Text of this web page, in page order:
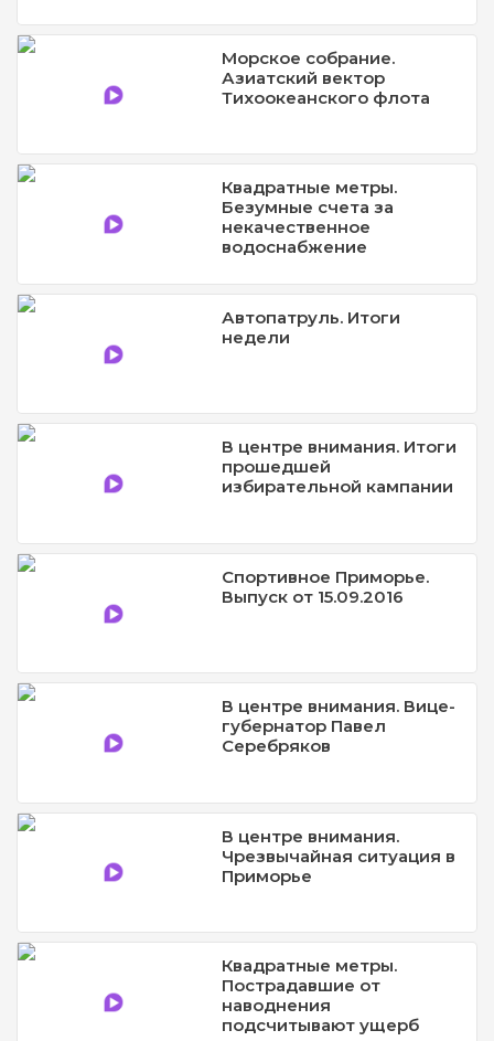
Морское собрание.
Азиатский вектор
Тихоокеанского флота
Квадратные метры.
Безумные счета за
некачественное
водоснабжение
Автопатруль. Итоги
недели
В центре внимания. Итоги
прошедшей
избирательной кампании
Спортивное Приморье.
Выпуск от 15.09.2016
В центре внимания. Вице-
губернатор Павел
Серебряков
В центре внимания.
Чрезвычайная ситуация в
Приморье
Квадратные метры.
Пострадавшие от
наводнения
подсчитывают ущерб